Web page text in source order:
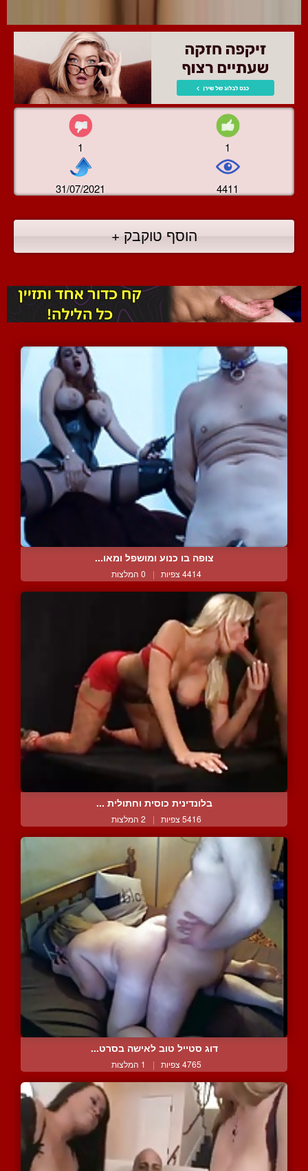
1 1
31/07/2021 4411
הוסף טוקבק +
צופה בו כנוע ומושפל ומאו...
4414 צפיות | 0 המלצות
בלונדינית כוסית וחתולית ...
5416 צפיות | 2 המלצות
דוג סטייל טוב לאישה בסרט...
4765 צפיות | 1 המלצות